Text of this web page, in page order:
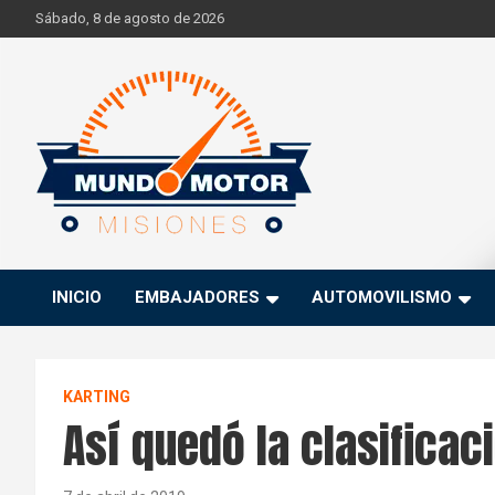
to
Sábado, 8 de agosto de 2026
Mundo Motor Misiones
INICIO EMBAJADORES AUTOMOVILISMO
KARTING
Así quedó la